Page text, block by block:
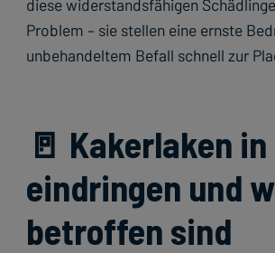
diese widerstandsfähigen
Problem – sie stellen eine ernste
unbehandeltem Befall schnell zur
🚪 Kakerlaken
eindringen und
betroffen sind